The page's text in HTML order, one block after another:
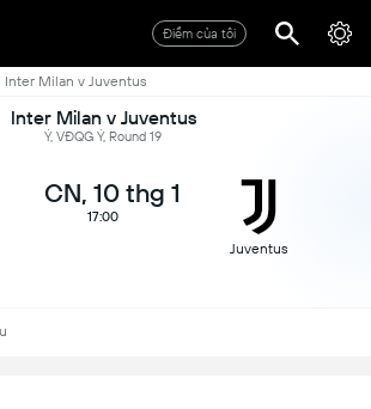
Điểm của tôi
Inter Milan v Juventus
Inter Milan v Juventus
Ý, VĐQG Ý, Round 19
CN, 10 thg 1
17:00
Juventus